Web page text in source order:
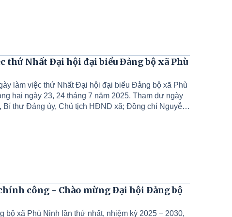
thứ Nhất Đại hội đại biểu Đảng bộ xã Phù
làm việc thứ Nhất Đại hội đại biểu Đảng bộ xã Phù
hai ngày 23, 24 tháng 7 năm 2025. Tham dự ngày
thư Đảng ủy, Chủ tịch HĐND xã; Đồng chí Nguyễn
Đức Thắng – Phó Bí thư thường trực Đảng uỷ;
công - Chào mừng Đại hội Đảng bộ
xã Phù Ninh lần thứ nhất, nhiệm kỳ 2025 – 2030,